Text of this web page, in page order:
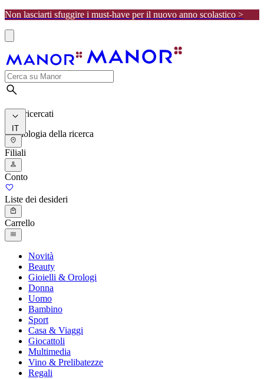
Non lasciarti sfuggire i must-have per il nuovo anno scolastico >
I più ricercati
Cronologia della ricerca
IT
Filiali
Conto
Liste dei desideri
Carrello
Novità
Beauty
Gioielli & Orologi
Donna
Uomo
Bambino
Sport
Casa & Viaggi
Giocattoli
Multimedia
Vino & Prelibatezze
Regali